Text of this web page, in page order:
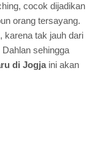
cocok dijadikan
orang tersayang.
karena tak jauh dari
sehingga
di Jogjaini akan